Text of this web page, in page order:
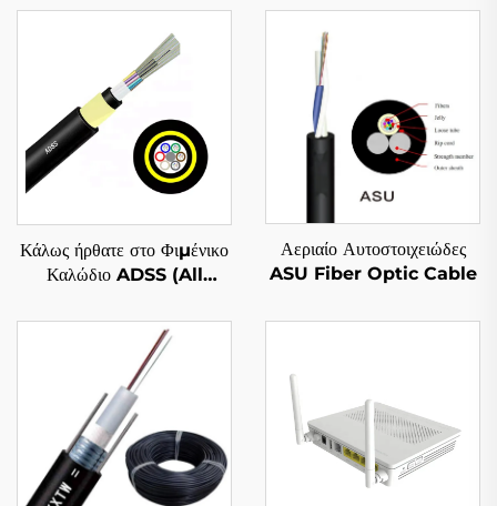
Κάλως ήρθατε στο Φιμένικο
Καλώδιο ADSS (All
Supporting)
Αεριαίο Αυτοστοιχειώδες
ASU Fiber Optic Cable